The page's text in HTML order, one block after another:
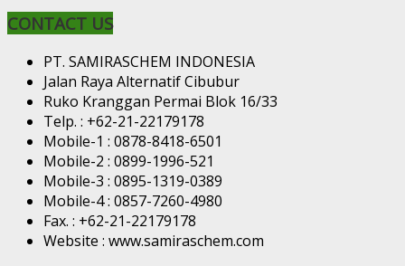
CONTACT US
PT. SAMIRASCHEM INDONESIA
Jalan Raya Alternatif Cibubur
Ruko Kranggan Permai Blok 16/33
Telp. : +62-21-22179178
Mobile-1 : 0878-8418-6501
Mobile-2 : 0899-1996-521
Mobile-3 : 0895-1319-0389
Mobile-4 : 0857-7260-4980
Fax. : +62-21-22179178
Website : www.samiraschem.com